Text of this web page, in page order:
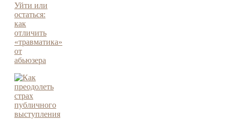
Уйти или
остаться:
как
отличить
«травматика»
от
абьюзера